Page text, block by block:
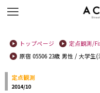
トップページ
定点観測/
原宿 05506 23歳 男性 / 大学生(
定点観測
2014/10